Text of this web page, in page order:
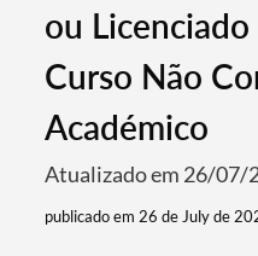
ou
Curso Não
Académico
Atualizado em 26/07/
publicado em 26 de July de